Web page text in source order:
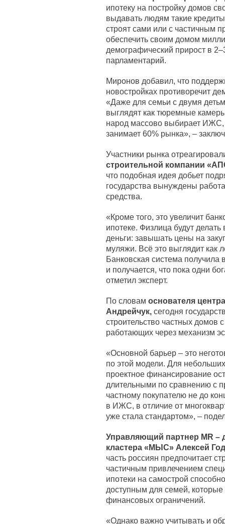
ипотеку на постройку домов
выдавать людям такие
строят сами или с частичным
обеспечить своим домом
демографический прирост в
парламентарий.
Миронов добавил, что
новостройках противоречит
«Даже для семьи с двумя
выглядят как тюремные
народ массово выбирает ИЖС,
занимает 60% рынка», –
Участники рынка
строительной компании
что подобная идея добьет
государства вынуждены
средства.
«Кроме того, это увеличит
ипотеке. Физлица будут
деньги: завышать цены на
муляжи. Всё это выглядит как
Банковская система
и получается, что пока одни
отметил эксперт.
По словам основателя
Андрейчук, сегодня
строительство частных домов
работающих через механизм
«Основной барьер – это
по этой модели. Для
проектное финансирование
длительными по сравнению с
частному покупателю не до
в ИЖС, в отличие от
уже стала стандартом», –
Управляющий партнер MR –
кластера «МЫС» Алексей
часть россиян предпочитает
частичным привлечением
ипотеки на самострой
доступным для семей, которые
финансовых ограничений.
«Однако важно учитывать и